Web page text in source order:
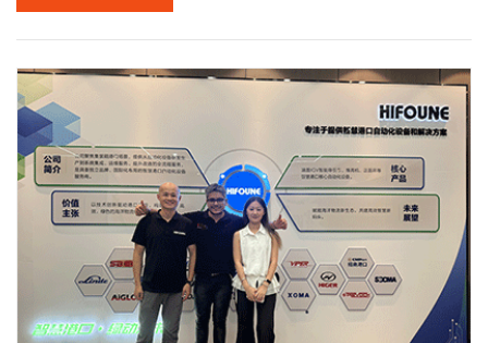
간이 제한된 시설에서도 훨씬 쉽게 이동할 수 있습니다. 모든 제
곱미터가 중요한 기업에게 이러한 추가적인 기동성은 일상 작업
을 더욱 원활하고 효율적으로 만들어 줄 수 있습니다. 또 하나 업
계 전반에서 볼 수 있는 흐름은 리튬 배터리 기술로의 전환입니
다. 더 빠른 충전, 줄어든 유지보수, 작업 시간 내내 더욱 안정적
인 성능을 제공하는 리튬 구동 지게차는 많은 창고와 물류 센터
에서 선호하는 선택지가 되고 있습니다. 이 2톤 모델은 다음과
같은 기능을 결합합니다...